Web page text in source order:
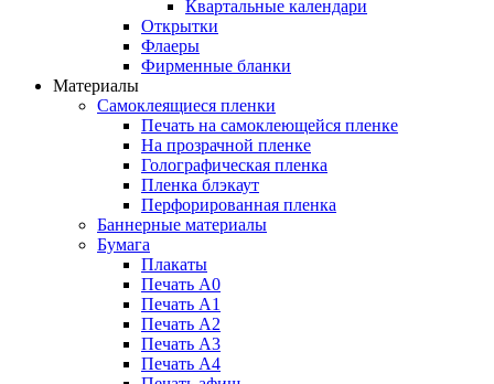
Квартальные календари
Открытки
Флаеры
Фирменные бланки
Материалы
Самоклеящиеся пленки
Печать на самоклеющейся пленке
На прозрачной пленке
Голографическая пленка
Пленка блэкаут
Перфорированная пленка
Баннерные материалы
Бумага
Плакаты
Печать А0
Печать А1
Печать А2
Печать А3
Печать А4